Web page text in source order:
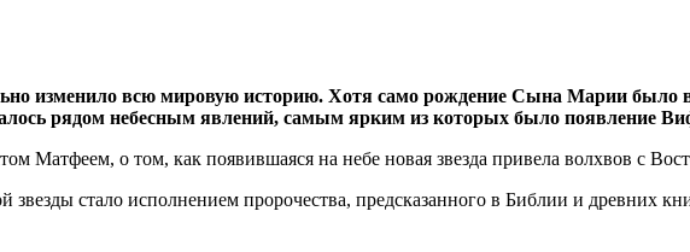
изменило всю мировую историю. Хотя само рождение Сына Марии было
рядом небесным явлений, самым ярким из которых было появление
Матфеем, о том, как появившаяся на небе новая звезда привела волхвов с
звезды стало исполнением пророчества, предсказанного в Библии и древних